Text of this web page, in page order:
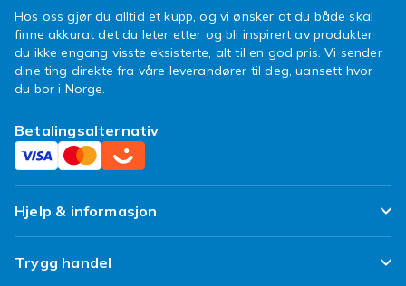
Hos oss gjør du alltid et kupp, og vi ønsker at du både skal
finne akkurat det du leter etter og bli inspirert av produkter
du ikke engang visste eksisterte, alt til en god pris. Vi sender
dine ting direkte fra våre leverandører til deg, uansett hvor
du bor i Norge.
Betalingsalternativ
Hjelp & informasjon
Ofte stilte spørsmål
Trygg handel